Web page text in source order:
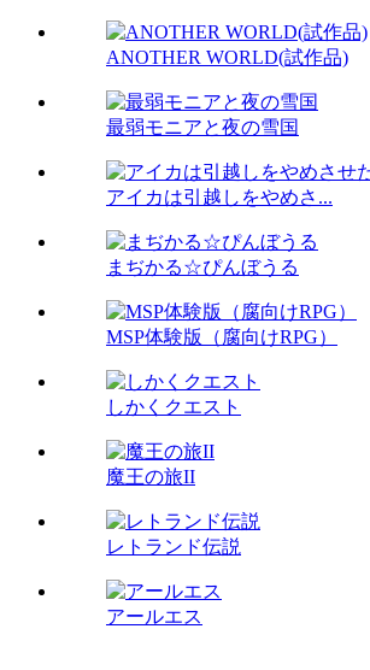
ANOTHER WORLD(試作品)
最弱モニアと夜の雪国
アイカは引越しをやめさ...
まぢかる☆ぴんぼうる
MSP体験版（腐向けRPG）
しかくクエスト
魔王の旅II
レトランド伝説
アールエス